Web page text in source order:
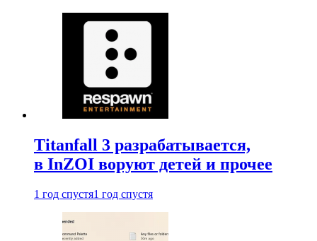
Titanfall 3 разрабатывается,
в InZOI воруют детей и прочее
1 год спустя1 год спустя